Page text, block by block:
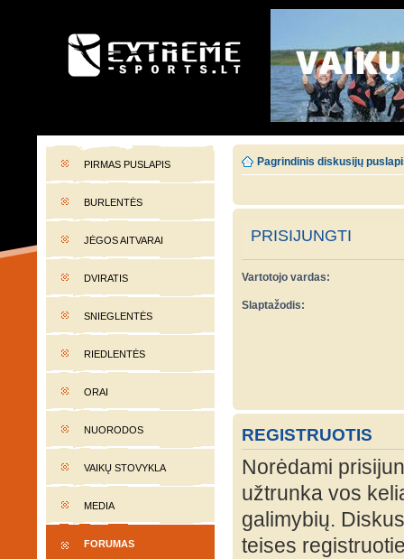
EXTREME-SPORTS.LT
PIRMAS PUSLAPIS
BURLENTĖS
JĖGOS AITVARAI
DVIRATIS
SNIEGLENTĖS
RIEDLENTĖS
ORAI
NUORODOS
VAIKŲ STOVYKLA
MEDIA
FORUMAS
Pagrindinis diskusijų
PRISIJUNGTI
Vartotojo vardas:
Slaptažodis:
REGISTRUOTIS
Norėdami
užtrunka vos
galimybių.
teises